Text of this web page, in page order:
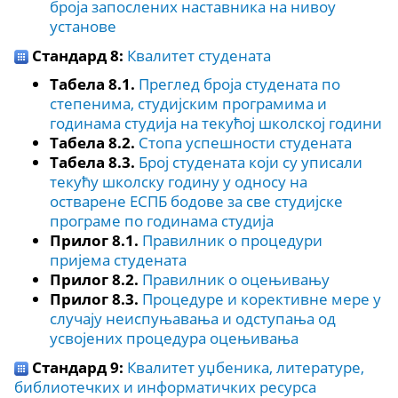
броја запослених наставника на нивоу
установе
Стандард 8: Квалитет студената
Табела 8.1. Преглед броја студената по
степенима, студијским програмима и
годинама студија на текућој школској години
Табела 8.2. Стопа успешности студената
Табела 8.3. Број студената који су уписали
текућу школску годину у односу на
остварене ЕСПБ бодове за све студијске
програме по годинама студија
Прилог 8.1. Правилник о процедури
пријема студената
Прилог 8.2. Правилник о оцењивању
Прилог 8.3. Процедуре и корективне мере у
случају неиспуњавања и одступања од
усвојених процедура оцењивања
Стандард 9: Квалитет уџбеника, литературе,
библиотечких и информатичких ресурса